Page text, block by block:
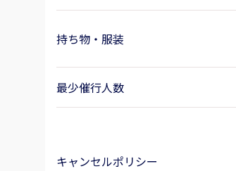
持ち物・服装
最少催行人数
キャンセルポリシー